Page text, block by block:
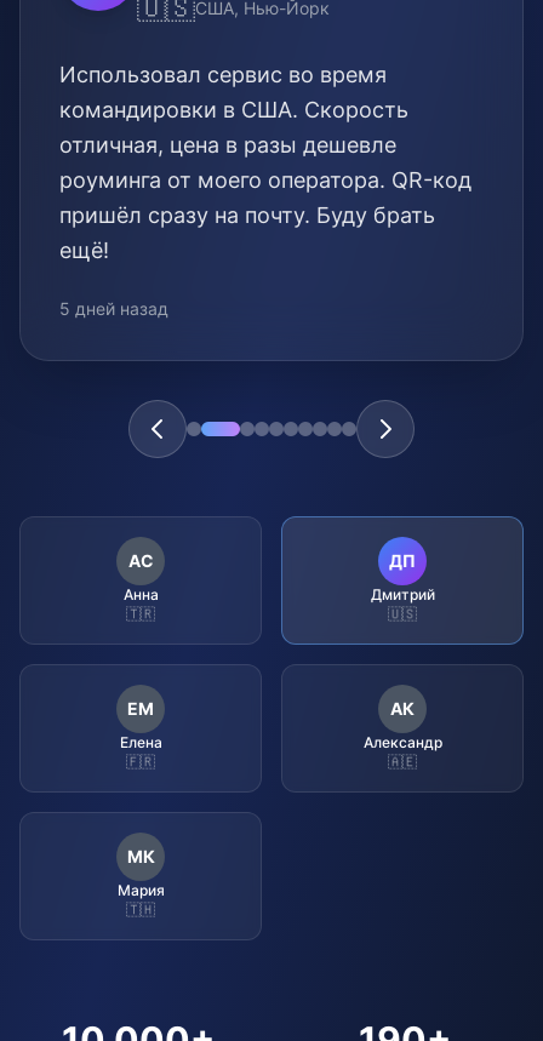
🇺🇸США, Нью-Йорк
Использовал сервис во время
командировки в США. Скорость
отличная, цена в разы дешевле
роуминга от моего оператора. QR-код
пришёл сразу на почту. Буду брать
ещё!
5 дней назад
АС
Анна
🇹🇷
ДП
Дмитрий
🇺🇸
ЕМ
Елена
🇫🇷
АК
Александр
🇦🇪
МК
Мария
🇹🇭